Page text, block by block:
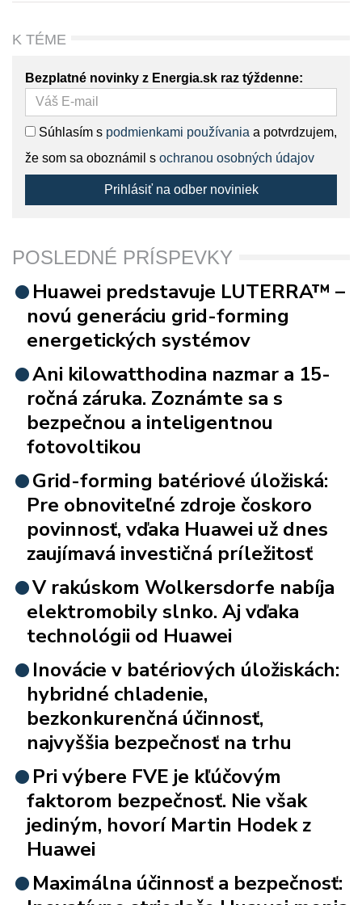
K TÉME
Bezplatné novinky z Energia.sk raz týždenne:
Súhlasím s podmienkami používania a potvrdzujem,
že som sa oboznámil s ochranou osobných údajov
Prihlásiť na odber noviniek
POSLEDNÉ PRÍSPEVKY
Huawei predstavuje LUTERRA™ –
novú generáciu grid-forming
energetických systémov
Ani kilowatthodina nazmar a 15-
ročná záruka. Zoznámte sa s
bezpečnou a inteligentnou
fotovoltikou
Grid-forming batériové úložiská:
Pre obnoviteľné zdroje čoskoro
povinnosť, vďaka Huawei už dnes
zaujímavá investičná príležitosť
V rakúskom Wolkersdorfe nabíja
elektromobily slnko. Aj vďaka
technológii od Huawei
Inovácie v batériových úložiskách:
hybridné chladenie,
bezkonkurenčná účinnosť,
najvyššia bezpečnosť na trhu
Pri výbere FVE je kľúčovým
faktorom bezpečnosť. Nie však
jediným, hovorí Martin Hodek z
Huawei
Maximálna účinnosť a bezpečnosť: